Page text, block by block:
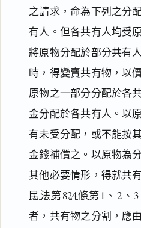
之請求，命為下列之分
有人。但各共有人均受
將原物分配於部分共有
時，得變賣共有物，以
原物之一部分分配於各
金分配於各共有人。以
有未受分配，或不能按
金錢補償之。以原物為
其他必要情形，得就共
民法第824條第1、2、
者，共有物之分割，應